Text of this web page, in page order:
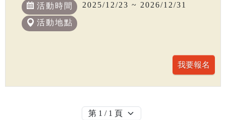
活動時間 2025/12/23 ~ 2026/12/31
活動地點